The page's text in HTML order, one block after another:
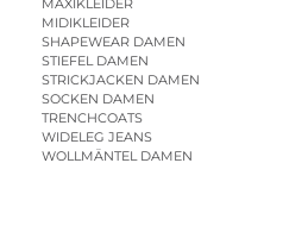
MAXIKLEIDER
MIDIKLEIDER
SHAPEWEAR DAMEN
STIEFEL DAMEN
STRICKJACKEN DAMEN
SOCKEN DAMEN
TRENCHCOATS
WIDELEG JEANS
WOLLMÄNTEL DAMEN